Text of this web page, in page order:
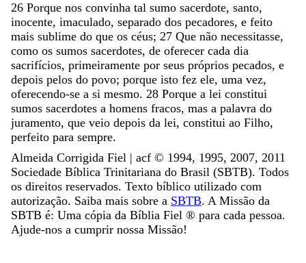
26 Porque nos convinha tal sumo sacerdote, santo,
inocente, imaculado, separado dos pecadores, e feito
mais sublime do que os céus; 27 Que não necessitasse,
como os sumos sacerdotes, de oferecer cada dia
sacrifícios, primeiramente por seus próprios pecados, e
depois pelos do povo; porque isto fez ele, uma vez,
oferecendo-se a si mesmo. 28 Porque a lei constitui
sumos sacerdotes a homens fracos, mas a palavra do
juramento, que veio depois da lei, constitui ao Filho,
perfeito para sempre.
Almeida Corrigida Fiel | acf ©️ 1994, 1995, 2007, 2011
Sociedade Bíblica Trinitariana do Brasil (SBTB). Todos
os direitos reservados. Texto bíblico utilizado com
autorização. Saiba mais sobre a SBTB. A Missão da
SBTB é: Uma cópia da Bíblia Fiel ®️ para cada pessoa.
Ajude-nos a cumprir nossa Missão!